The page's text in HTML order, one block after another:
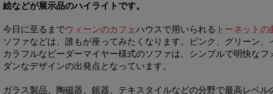
絵などが展示品のハイライトです。
今日に至るまでウィーンのカフェハウスで用いられる トーネット
ソファなどは、誰もが座ってみたくなります。ピンク、グリーン、
カラフルなビーダーマイヤー様式のソファは、シンプルで明快なフ
ダンなデザインの出発点となっています。
ガラス製品、陶磁器、銀器、テキスタイルなどの分野で最高レベル